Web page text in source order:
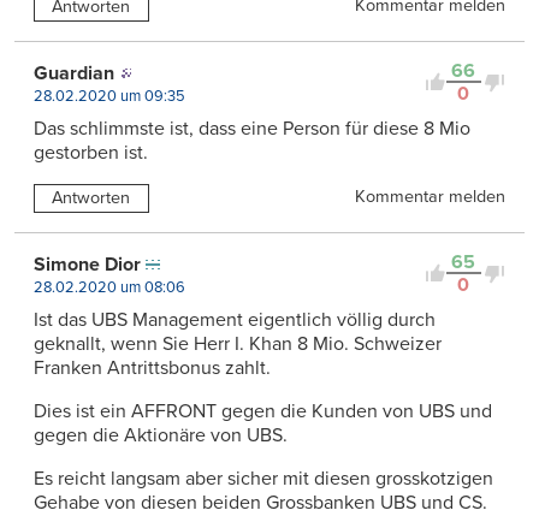
Antworten Kommentar melden
66
0
Guardian
28.02.2020 um 09:35
Das schlimmste ist, dass eine Person für diese 8 Mio
gestorben ist.
Antworten Kommentar melden
65
0
Simone Dior
28.02.2020 um 08:06
Ist das UBS Management eigentlich völlig durch
geknallt, wenn Sie Herr I. Khan 8 Mio. Schweizer
Franken Antrittsbonus zahlt.
Dies ist ein AFFRONT gegen die Kunden von UBS und
gegen die Aktionäre von UBS.
Es reicht langsam aber sicher mit diesen grosskotzigen
Gehabe von diesen beiden Grossbanken UBS und CS.